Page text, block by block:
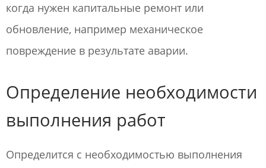
когда нужен капитальные ремонт или
обновление, например механическое
повреждение в результате аварии.
Определение необходимости
выполнения работ
Определится с необходимостью выполнения